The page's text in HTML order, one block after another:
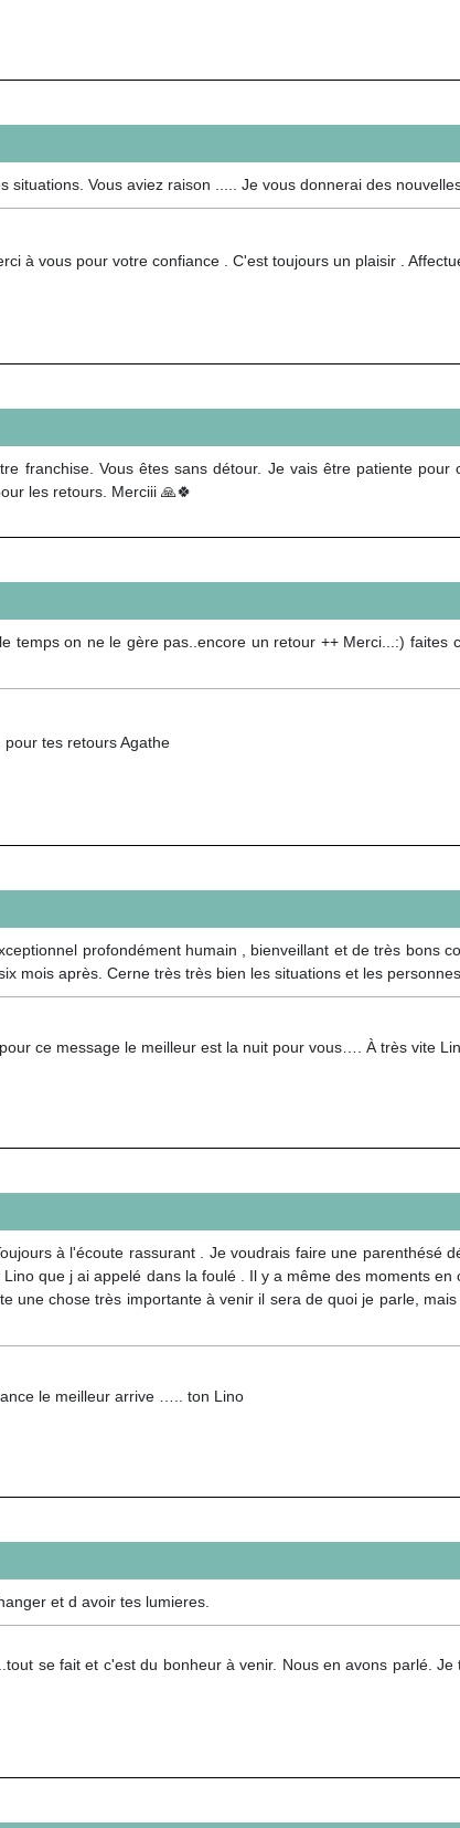
Vous aviez raison ..... Je vous donnerai des
à vous pour votre confiance . C'est toujours un plaisir .
franchise. Vous êtes sans détour. Je vais être patiente
les retours. Merciii 🙏🍀
temps on ne le gère pas..encore un retour ++ Merci...:) faites
pour tes retours Agathe
profondément humain , bienveillant et de très bons
mois après. Cerne très très bien les situations et les
ce message le meilleur est la nuit pour vous…. À très vite
à l'écoute rassurant . Je voudrais faire une parenthésé
que j ai appelé dans la foulé . Il y a même des moments
une chose très importante à venir il sera de quoi je parle,
le meilleur arrive ….. ton Lino
et d avoir tes lumieres.
se fait et c'est du bonheur à venir. Nous en avons parlé.